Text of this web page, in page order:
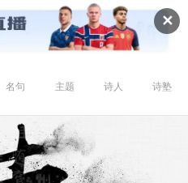
✕
名句 主题 诗人 诗塾